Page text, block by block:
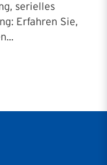
serielles
Erfahren Sie,